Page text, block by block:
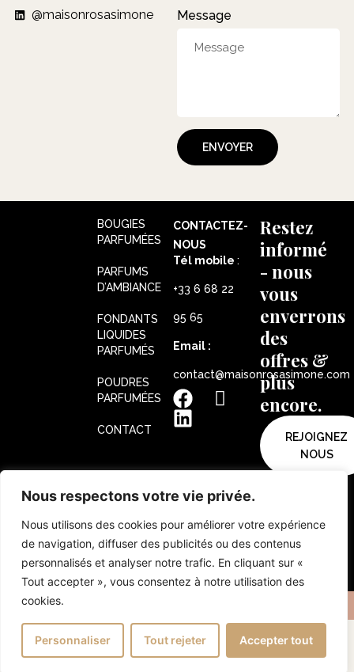
Nous respectons votre vie privée.
Nous utilisons des cookies pour améliorer votre expérience
de navigation, diffuser des publicités ou des contenus
personnalisés et analyser notre trafic. En cliquant sur «
Tout accepter », vous consentez à notre utilisation des
cookies.
Personnaliser Tout rejeter Accepter tout
@maisonrosasimone
Message
ENVOYER
BOUGIES
PARFUMÉES
PARFUMS
D’AMBIANCE
FONDANTS
LIQUIDES
PARFUMÉS
POUDRES
PARFUMÉES
CONTACT
CONTACTEZ-
NOUS
Tél mobile :
+33 6 68 22
95 65
Email :
contact@maisonrosasimone.com
Restez
informé
- nous
vous
enverrons
des
offres &
plus
encore.
REJOIGNEZ
NOUS
D'UTILISATIONS
CONDITIONS
GENERALES
Maison Rosa Simone · Powered By NHS